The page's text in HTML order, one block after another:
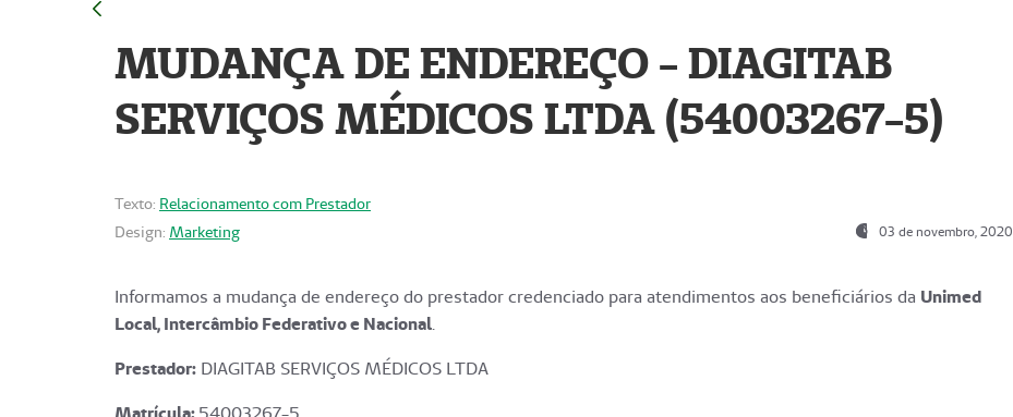
MUDANÇA DE ENDEREÇO - DIAGITAB
SERVIÇOS MÉDICOS LTDA (54003267-5)
Texto: Relacionamento com Prestador
Design: Marketing 03 de novembro, 2020
Informamos a mudança de endereço do prestador credenciado para atendimentos aos beneficiários da Unimed
Local, Intercâmbio Federativo e Nacional.
Prestador: DIAGITAB SERVIÇOS MÉDICOS LTDA